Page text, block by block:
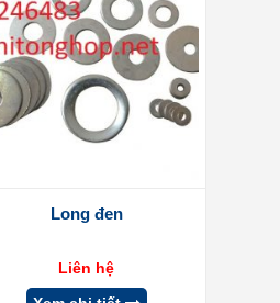
Long đen
Liên hệ